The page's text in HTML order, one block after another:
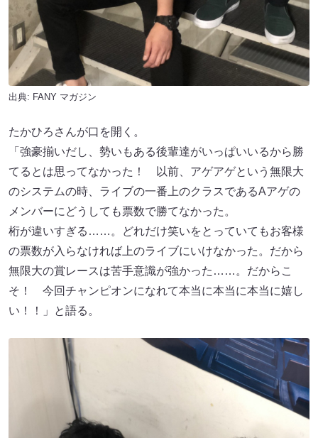
出典: FANY マガジン
たかひろさんが口を開く。
「強豪揃いだし、勢いもある後輩達がいっぱいいるから勝
てるとは思ってなかった！ 以前、アゲアゲという無限大
のシステムの時、ライブの一番上のクラスであるAアゲの
メンバーにどうしても票数で勝てなかった。
桁が違いすぎる……。どれだけ笑いをとっていてもお客様
の票数が入らなければ上のライブにいけなかった。だから
無限大の賞レースは苦手意識が強かった……。だからこ
そ！ 今回チャンピオンになれて本当に本当に本当に嬉し
い！！」と語る。